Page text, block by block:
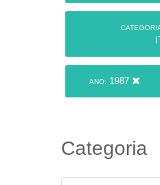
ANO: 1987
Categoria